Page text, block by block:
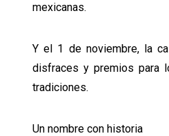
mexicanas.
Y el 1 de noviembre, la
disfraces y premios para
tradiciones.
Un nombre con historia